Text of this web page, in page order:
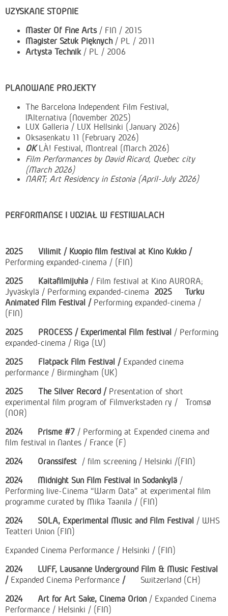
UZYSKANE STOPNIE
Master Of Fine Arts/ FIN / 2015
Magister Sztuk Pięknych/ PL / 2011
Artysta Technik/ PL / 2006
PLANOWANE PROJEKTY
The Barcelona Independent Film Festival,
l’Alternativa (November 2025)
LUX Galleria / LUX Hellsinki (January 2026)
Oksasenkatu 11 (February 2026)
OKLÀ! Festival, Montreal (March 2026)
Film Performances by David Ricard, Quebec city
(March 2026)
NART; Art Residency in Estonia (April-July 2026)
PERFORMANSE I UDZIAŁ W FESTIWALACH
2025 Vilimit / Kuopio film festival at Kino Kukko /
Performing expanded-cinema / (FIN)
2025 Kaitafilmijuhla / Film festival at Kino AURORA;
Jyväskylä / Performing expanded-cinema 2025 Turku
Animated Film Festival / Performing expanded-cinema /
(FIN)
2025 PROCESS / Experimental Film festival / Performing
expanded-cinema / Riga (LV)
2025 Flatpack Film Festival / Expanded cinema
performance / Birmingham (UK)
2025 The Silver Record / Presentation of short
experimental film program of Filmverkstaden ry /
Tromsø
(NOR)
2024 Prisme #7 / Performing at Expended cinema and
film festival in Nantes / France (F)
2024 Oranssifest / film screening / Helsinki /(FIN)
2024 Midnight Sun Film Festival in Sodankylä /
Performing live-Cinema “Warm Data” at experimental film
programme curated by Mika Taanila / (FIN)
2024 SOLA, Experimental Music and Film Festival / WHS
Teatteri Union (FIN)
Expanded Cinema Performance / Helsinki / (FIN)
2024 LUFF, Lausanne Underground Film & Music Festival
/ Expanded Cinema Performance / Switzerland (CH)
2024 Art for Art Sake, Cinema Orion / Expanded Cinema
Performance / Helsinki / (FIN)